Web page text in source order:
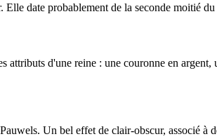
date probablement de la seconde moitié
attributs d'une reine : une couronne en argent,
Un bel effet de clair-obscur, associé